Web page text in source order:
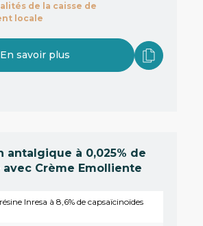
de la caisse de
locale
En savoir plus
antalgique à 0,025% de
Crème Emolliente
Inresa à 8,6% de capsaïcinoïdes